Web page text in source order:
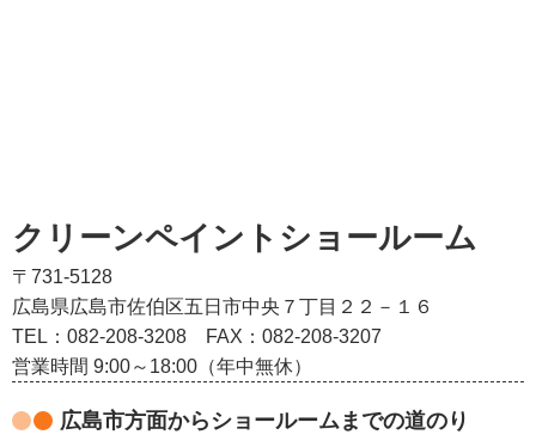
クリーンペイントショールーム
〒731-5128
広島県広島市佐伯区五日市中央７丁目２２－１６
TEL：082‐208‐3208
FAX：082-208-3207
営業時間 9:00～18:00（年中無休）
広島市方面からショールームまでの道のり